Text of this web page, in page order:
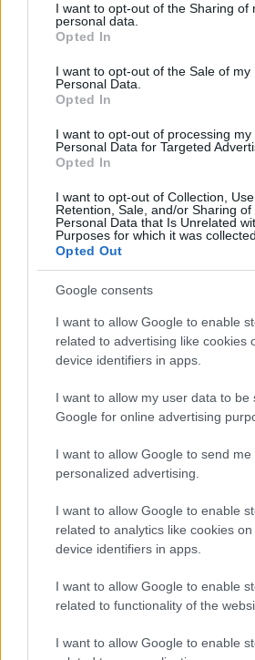
not limited to your visit or usage
grant or deny consent to Google and
use your data for below specified
consent section.
I want to opt-out of the Sharing of
personal data.
Opted In
I want to opt-out of the Sale of my
Personal Data.
Opted In
I want to opt-out of processing my
Personal Data for Targeted
Opted In
I want to opt-out of Collection, Use,
Retention, Sale, and/or Sharing of
Personal Data that Is Unrelated
Purposes for which it was collected.
Opted Out
Google consents
I want to allow Google to enable
related to advertising like cookies
device identifiers in apps.
I want to allow my user data to be
Google for online advertising
I want to allow Google to send me
personalized advertising.
I want to allow Google to enable
related to analytics like cookies
device identifiers in apps.
I want to allow Google to enable
related to functionality of the
I want to allow Google to enable
familiar? Es crucial que los
de producto comprendan que
más innovadoras pueden
se gestionan adecuadamente
público.
Los fundadores deben
market fity asegurarse de que
realmente aborden las
preocupaciones de los
tecnología de Apeel tiene el